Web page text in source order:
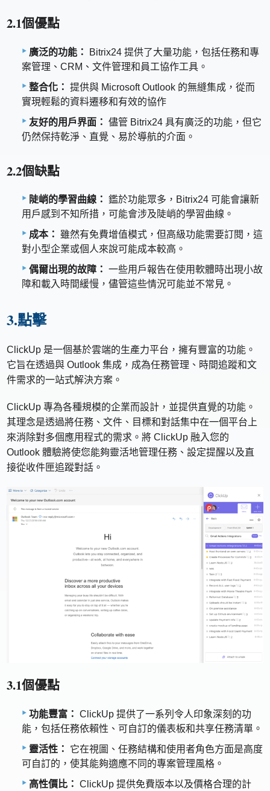
2.1個優點
廣泛的功能：
Bitrix24 提供了大量功能，包括任務和專
案管理、CRM、文件管理和員工協作工具。
整合化： 提供與 Microsoft Outlook 的無縫集成，從而
實現輕鬆的資料遷移和有效的協作
友好的用戶界面： 儘管 Bitrix24 具有廣泛的功能，但它
仍然保持乾淨、直覺、易於導航的介面。
2.2個缺點
陡峭的學習曲線： 鑑於功能眾多，Bitrix24 可能會讓新
用戶感到不知所措，可能會涉及陡峭的學習曲線。
成本：
雖然有免費增值模式，但高級功能需要訂閱，這
對小型企業或個人來說可能成本較高。
偶爾出現的故障： 一些用戶報告在使用軟體時出現小故
障和載入時間緩慢，儘管這些情況可能並不常見。
3.點擊
ClickUp 是一個基於雲端的生產力平台，擁有豐富的功能。
它旨在透過與 Outlook 集成，成為任務管理、時間追蹤和文
件需求的一站式解決方案。
ClickUp 專為各種規模的企業而設計，並提供直覺的功能。
其理念是透過將任務、文件、目標和對話集中在一個平台上
來消除對多個應用程式的需求。將 ClickUp 融入您的
Outlook 體驗將使您能夠靈活地管理任務、設定提醒以及直
接從收件匣追蹤對話。
3.1個優點
功能豐富： ClickUp 提供了一系列令人印象深刻的功
能，包括任務依賴性、可自訂的儀表板和共享任務清單。
靈活性：
它在視圖、任務結構和使用者角色方面是高度
可自訂的，使其能夠適應不同的專案管理風格。
高性價比： ClickUp 提供免費版本以及價格合理的計